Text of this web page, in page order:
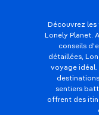
Découvrez
Lonely Planet.
conseils
détaillées,
voyage idéal.
sentiers
offrent des